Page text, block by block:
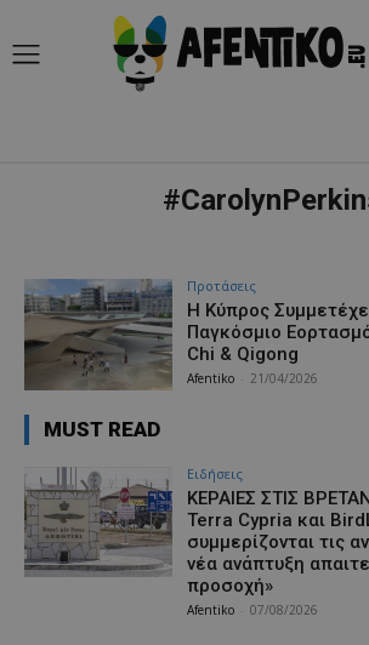
Προτάσεις
Η Κύπρος
Παγκόσμιο
Chi & Qigong
Afentiko 21/04/2026
MUST READ
Ειδήσεις
ΚΕΡΑΙΕΣ ΣΤΙΣ
Terra Cypria και
συμμερίζονται τις
νέα ανάπτυξη
προσοχή»
Afentiko 07/08/2026